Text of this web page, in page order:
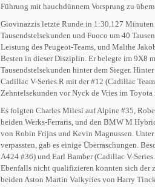
Führung mit hauchdünnem Vorsprung zu
Giovinazzis letzte Runde in 1:30,127 Minuten
Tausendstelsekunden und Fuoco um 40
Leistung des Peugeot-Teams, und Malthe
Besten in dieser Disziplin. Er belegte im 9X8
Tausendstelsekunden hinter dem Sieger.
Cadillac V-Series.R mit der #12 (Cadillac
Zehntelsekunden vor Nyck de Vries im Toyota
Es folgten Charles Milesi auf Alpine #35,
beiden Werks-Ferraris, und den BMW M
von Robin Frijns und Kevin Magnussen.
verpassten, gab es einige Überraschungen.
A424 #36) und Earl Bamber (Cadillac V-
Ebenfalls nicht qualifizieren konnten sich der
beiden Aston Martin Valkyries von Harry